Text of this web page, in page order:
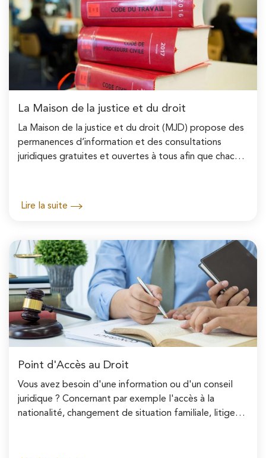
La Maison de la justice et du droit
La Maison de la justice et du droit (MJD) propose des
permanences d’information et des consultations
juridiques gratuites et ouvertes à tous afin que chacun
Lire la suite
Point d'Accès au Droit
Vous avez besoin d'une information ou d'un conseil
juridique ? Concernant par exemple l'accès à la
nationalité, changement de situation familiale, litiges